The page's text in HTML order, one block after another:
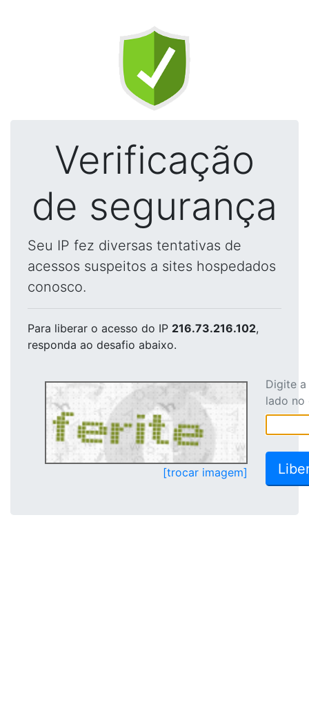
Verificação
de segurança
Seu IP fez diversas tentativas de
acessos suspeitos a sites hospedados
conosco.
Para liberar o acesso do IP 216.73.216.102,
responda ao desafio abaixo.
[trocar imagem]
Digite
lado no